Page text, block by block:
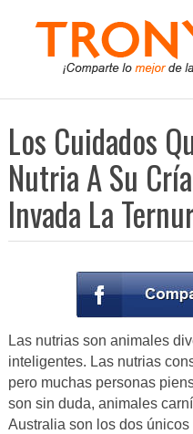
Los Cuidados
Nutria A Su
Invada La
Las nutrias son animales
inteligentes. Las nutrias
pero muchas personas
son sin duda, animales
Australia son los dos